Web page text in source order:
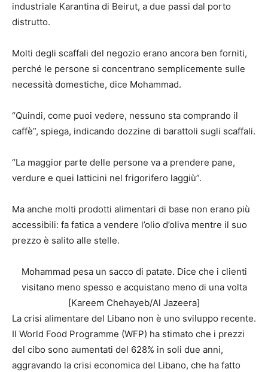
industriale Karantina di Beirut, a due passi dal porto
distrutto.
Molti degli scaffali del negozio erano ancora ben forniti,
perché le persone si concentrano semplicemente sulle
necessità domestiche, dice Mohammad.
“Quindi, come puoi vedere, nessuno sta comprando il
caffè”, spiega, indicando dozzine di barattoli sugli scaffali.
“La maggior parte delle persone va a prendere pane,
verdure e quei latticini nel frigorifero laggiù”.
Ma anche molti prodotti alimentari di base non erano più
accessibili: fa fatica a vendere l’olio d’oliva mentre il suo
prezzo è salito alle stelle.
Mohammad pesa un sacco di patate. Dice che i clienti
visitano meno spesso e acquistano meno di una volta
[Kareem Chehayeb/Al Jazeera]
La crisi alimentare del Libano non è uno sviluppo recente.
Il World Food Programme (WFP) ha stimato che i prezzi
del cibo sono aumentati del 628% in soli due anni,
aggravando la crisi economica del Libano, che ha fatto